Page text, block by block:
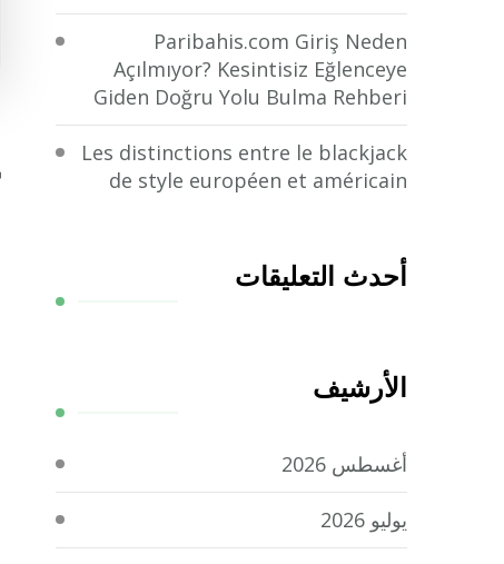
Paribahis.com Giriş Neden
Açılmıyor? Kesintisiz Eğlenceye
Giden Doğru Yolu Bulma Rehberi
Les distinctions entre le blackjack
de style européen et américain
أحدث التعليقات
الأرشيف
أغسطس 2026
يوليو 2026